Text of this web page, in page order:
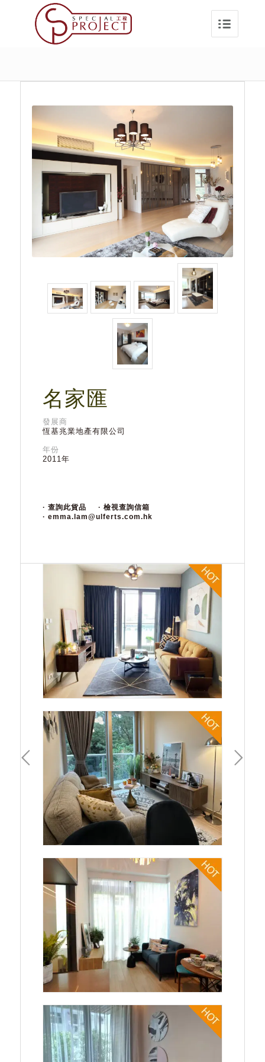
名家匯
發展商
恆基兆業地產有限公司
年份
2011年
· 查詢此貨品
· 檢視查詢信箱
· emma.lam@ulferts.com.hk
下一頁